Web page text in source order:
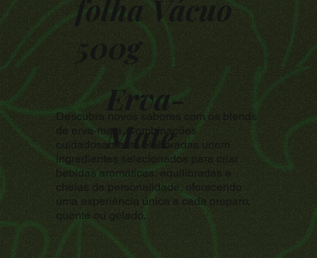
folha Vácuo
500g
Erva-
Mate
Descubra novos sabores com os blends
de erva-mate. Combinações
cuidadosamente elaboradas unem
ingredientes selecionados para criar
bebidas aromáticas, equilibradas e
cheias de personalidade, oferecendo
uma experiência única a cada preparo,
quente ou gelado.